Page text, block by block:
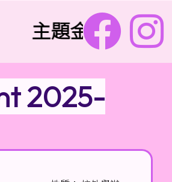
主題金句：「兩個
2025-